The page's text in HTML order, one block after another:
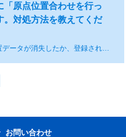
「原点位置合わせを行っ
。対処方法を教えてくだ
ロボット軸または外部軸の原点位置データが消失したか、登録されていない状態です。エンコーダバックアップ異常のアラームが併発している場合の対処方法については、機内バッテリー交換後、FAQ-01030「エンコーダバックアップ修復操作手順を教えてください。」をご参照いただき復旧させてください。 エンコーダの異常発生時には、エンコーダの保持している値の信頼性が低下する為、「*」表示に設定される場合があります。 上記以外については、対象軸の原点位置合わせが必要です。 ■操作手順 ①セキュリティーを管理モードに変更する。 ＊FAQ-01027「セキュリティモードの変更手順を教えてください。」を参照してください ②【ロボット】⇒【原点位置】⇒【アブソリュートデータ】が「＊」表示になっている軸は原点未登録状態です。 ③原点登録未完軸を原点位置（合いマーク）まで動作させる。 ④該当の選択軸〇を選択すると「原点位置合わせをしてよろしいですか？」のボップアップが表示されるので「はい」を 選択してください。アブソリュートデータに数字が入れば原点登録完了です。 [補足] 機能安全機能をご使用の場合は下記①の実行をお願いします。 ①【システム】⇒【セキュリティ】⇒【安全モード】選択(パスワード:5555555555555555)で安全モードに変更します。【原点位置】画面から、原点位置合せを行います。 その後、【リードバック】を選択し【書き込み】を選択します。
お問い合わせ